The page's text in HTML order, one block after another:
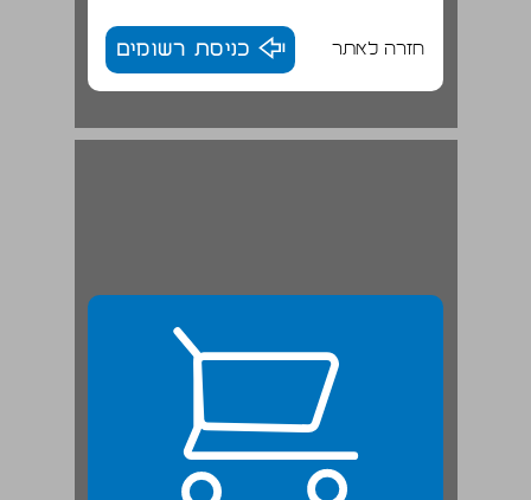
חזרה לאתר כניסת רשומים